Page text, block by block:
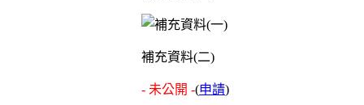
補充資料(二)
- 未公開 -(申請)